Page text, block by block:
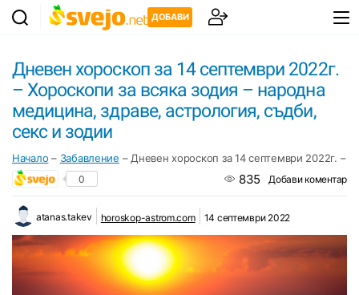
ДОБАВИ
Дневен хороскоп за 14 септември 2022г.
– Хороскопи за всяка зодия – народна
медицина, здраве, астрология, съдби,
секс и зодии
Начало – Забавление – Дневен хороскоп за 14 септември 2022г. –
0 835 Добави коментар
atanas.takev horoskop-astrom.com 14 септември 2022